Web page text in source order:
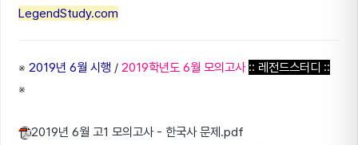
LegendStudy.com
※ 2019년 6월 시행 / 2019학년도 6월 모의고사 :: 레전드스터디 ::
※
2019년 6월 고1 모의고사 - 한국사 문제.pdf